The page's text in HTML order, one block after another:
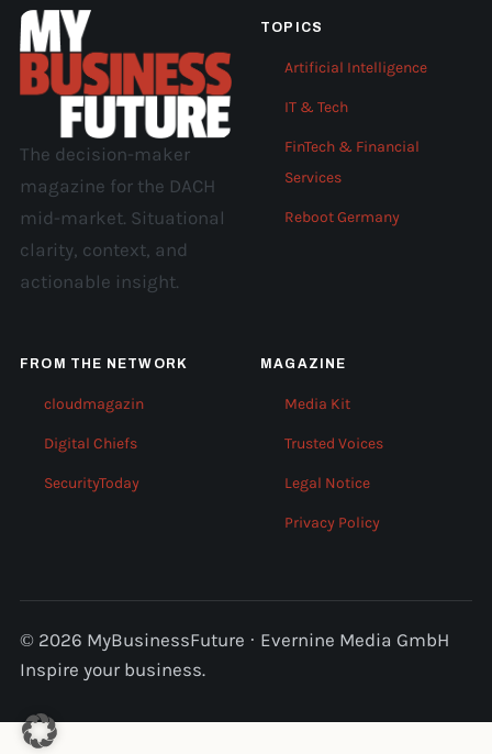
The decision-maker
magazine for the DACH
mid-market. Situational
clarity, context, and
actionable insight.
TOPICS
Artificial Intelligence
IT & Tech
FinTech & Financial
Services
Reboot Germany
FROM THE NETWORK
cloudmagazin
Digital Chiefs
SecurityToday
MAGAZINE
Media Kit
Trusted Voices
Legal Notice
Privacy Policy
© 2026 MyBusinessFuture · Evernine Media GmbH
Inspire your business.